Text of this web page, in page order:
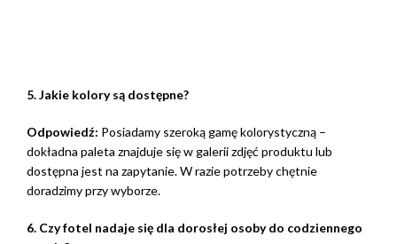
5. Jakie kolory są dostępne?
Odpowiedź: Posiadamy szeroką gamę kolorystyczną –
dokładna paleta znajduje się w galerii zdjęć produktu lub
dostępna jest na zapytanie. W razie potrzeby chętnie
doradzimy przy wyborze.
6. Czy fotel nadaje się dla dorosłej osoby do codziennego